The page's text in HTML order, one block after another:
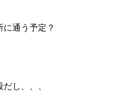
通う予定？
し、、、